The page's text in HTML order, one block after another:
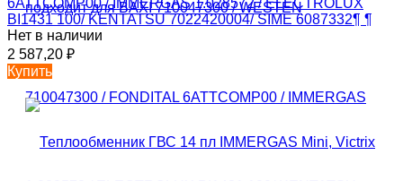
6ATTCOMP00 / IMMERGAS 1.028572 / ELECTROLUX
BI1431 100/ KENTATSU 7022420004/ SIME 6087332¶ ¶
Нет в наличии
2 587,20 ₽
Купить